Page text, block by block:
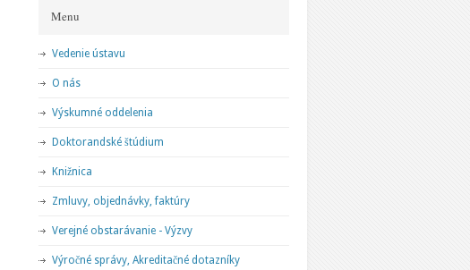
Menu
Vedenie ústavu
O nás
Výskumné oddelenia
Doktorandské štúdium
Knižnica
Zmluvy, objednávky, faktúry
Verejné obstarávanie - Výzvy
Výročné správy, Akreditačné dotazníky